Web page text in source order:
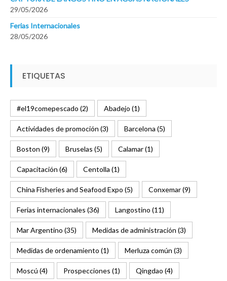
29/05/2026
Ferias Internacionales
28/05/2026
ETIQUETAS
#el19comepescado (2) Abadejo (1)
Actividades de promoción (3) Barcelona (5)
Boston (9) Bruselas (5) Calamar(1)
Capacitación (6) Centolla (1)
China Fisheries and Seafood Expo (5) Conxemar(9)
Ferias internacionales (36) Langostino (11)
Mar Argentino (35) Medidas de administración (3)
Medidas de ordenamiento (1) Merluza común (3)
Moscú (4) Prospecciones (1) Qingdao (4)